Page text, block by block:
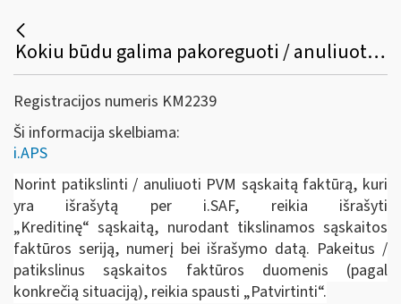
Kokiu būdu galima pakoreguoti / anuliuoti jau išrašytą PVM sąskaitą faktūrą /sąskaitą faktūrą ir kitus pajamų ir išlaidų dokumentus?
Registracijos numeris KM2239
Ši informacija skelbiama:
i.APS
Norint patikslinti / anuliuoti PVM sąskaitą faktūrą, kuri
yra išrašytą per i.SAF, reikia išrašyti
„Kreditinę“ sąskaitą, nurodant tikslinamos sąskaitos
faktūros seriją, numerį bei išrašymo datą. Pakeitus /
patikslinus sąskaitos faktūros duomenis (pagal
konkrečią situaciją), reikia spausti „Patvirtinti“.